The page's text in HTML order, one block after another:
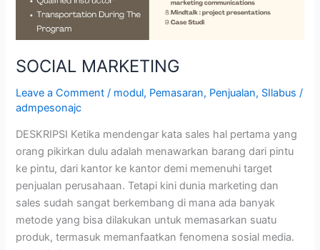
SOCIAL MARKETING
Leave a Comment / modul, Pemasaran, Penjualan, SIlabus /
admpesonajc
DESKRIPSI Ketika mendengar kata sales hal pertama yang
orang pikirkan dulu adalah menawarkan barang dari pintu
ke pintu, dari kantor ke kantor demi memenuhi target
penjualan perusahaan. Tetapi kini dunia marketing dan
sales sudah sangat berkembang di mana ada banyak
metode yang bisa dilakukan untuk memasarkan suatu
produk, termasuk memanfaatkan fenomena sosial media.